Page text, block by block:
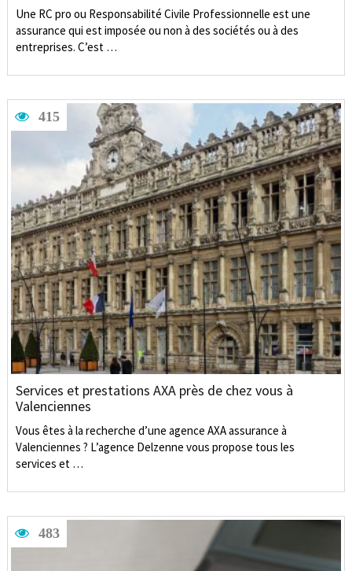
Une RC pro ou Responsabilité Civile Professionnelle est une
assurance qui est imposée ou non à des sociétés ou à des
entreprises. C’est …
415
Services et prestations AXA près de chez vous à
Valenciennes
Vous êtes à la recherche d’une agence AXA assurance à
Valenciennes ? L’agence Delzenne vous propose tous les
services et …
483